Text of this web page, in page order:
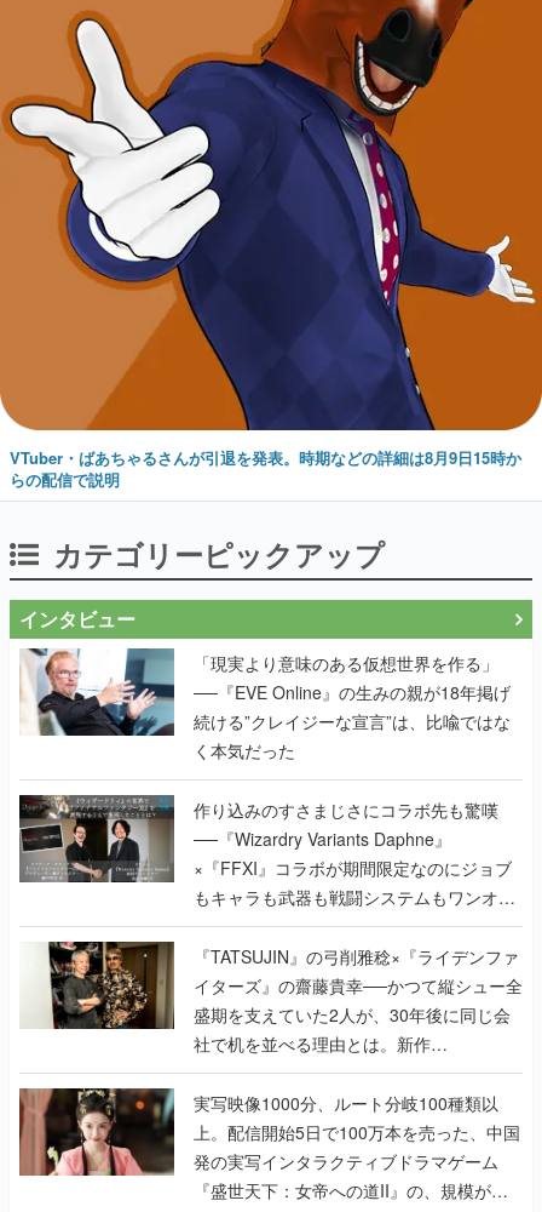
VTuber・ばあちゃるさんが引退を発表。時期などの詳細は8月9日15時か
らの配信で説明
カテゴリーピックアップ
インタビュー
「現実より意味のある仮想世界を作る」
──『EVE Online』の生みの親が18年掲げ
続ける”クレイジーな宣言”は、比喩ではな
く本気だった
作り込みのすさまじさにコラボ先も驚嘆
──『Wizardry Variants Daphne』
×『FFXI』コラボが期間限定なのにジョブ
もキャラも武器も戦闘システムもワンオフ
で作り込まれた理由を両ディレクターに聞
く
『TATSUJIN』の弓削雅稔×『ライデンファ
イターズ』の齋藤貴幸──かつて縦シュー全
盛期を支えていた2人が、30年後に同じ会
社で机を並べる理由とは。新作
『TATSUJIN EXTREME』で初タッグを組
んだレジェンド2人に訊く開発秘話
実写映像1000分、ルート分岐100種類以
上。配信開始5日で100万本を売った、中国
発の実写インタラクティブドラマゲーム
『盛世天下：女帝への道II』の、規模が違